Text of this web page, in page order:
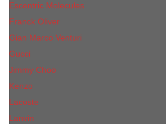
Escentric Molecules
Franck Oliver
Gian Marco Venturi
Gucci
Jimmy Choo
Kenzo
Lacoste
Lanvin